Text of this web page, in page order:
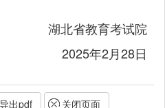
湖北省教育考试院
2025年2月28日
导出pdf 关闭页面